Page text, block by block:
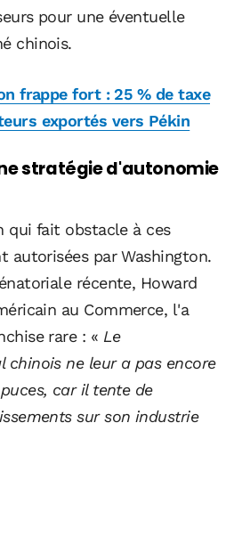
pour une éventuelle
chinois.
frappe fort : 25 % de taxe
exportés vers Pékin
stratégie d'autonomie
qui fait obstacle à ces
autorisées par Washington.
récente, Howard
au Commerce, l'a
rare : « Le
chinois ne leur a pas encore
car il tente de
sur son industrie